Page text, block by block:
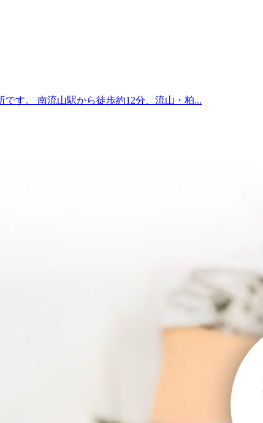
す。 南流山駅から徒歩約12分、流山・柏...